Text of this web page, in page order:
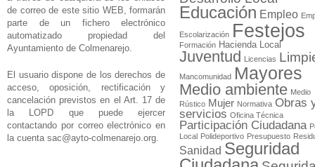
de correo de este sitio WEB, formarán
parte de un fichero electrónico
automatizado propiedad del
Ayuntamiento de Colmenarejo.
El usuario dispone de los derechos de
acceso, oposición, rectificación y
cancelación previstos en el Art. 17 de
la LOPD que puede ejercer
contactando por correo electrónico en
la cuenta sac@ayto-colmenarejo.org.
Educación Empleo
Escolarización Festejos
Formación Hacienda Local
Juventud Licencias
Mancomunidad Mayores
Medio ambiente Medio
Rústico Mujer Normativa Obras
servicios Oficina Técnica
Participación Ciudadana
Local Polideportivo Presupuesto
Sanidad Seguridad